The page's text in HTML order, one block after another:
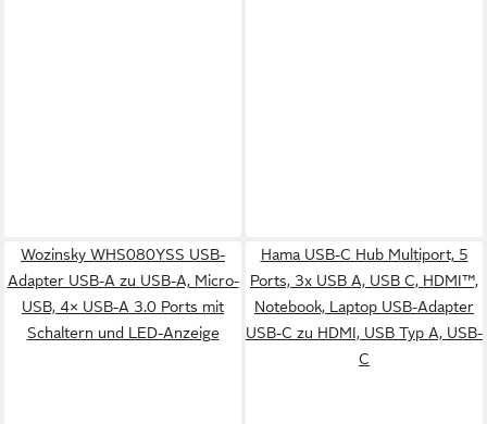
Wozinsky WHS080YSS USB-
Adapter USB-A zu USB-A, Micro-
USB, 4× USB-A 3.0 Ports mit
Schaltern und LED-Anzeige
Hama USB-C Hub Multiport, 5
Ports, 3x USB A, USB C, HDMI™,
Notebook, Laptop USB-Adapter
USB-C zu HDMI, USB Typ A, USB-
C